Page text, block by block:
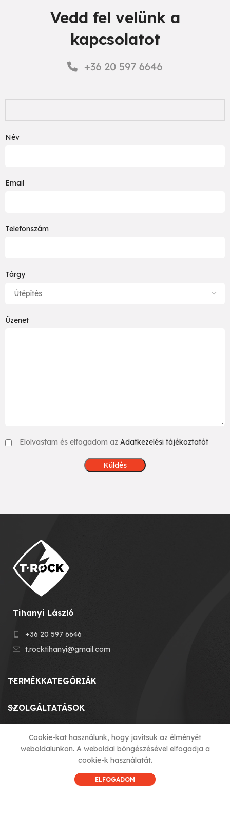
Vedd fel velünk a
kapcsolatot
Név
Email
Telefonszám
Tárgy
Üzenet
Elolvastam és elfogadom azAdatkezelési tájékoztatót
Tihanyi László
+36 20 597 6646
t.rocktihanyi@gmail.com
TERMÉKKATEGÓRIÁK
SZOLGÁLTATÁSOK
MENU
HASZNOS LINKEK
Cookie-kat használunk, hogy javítsuk az élményét
weboldalunkon. A weboldal böngészésével elfogadja a
cookie-k használatát.
ELFOGADOM